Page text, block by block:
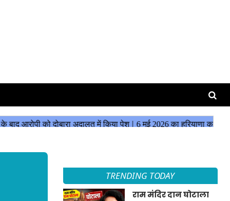
TRENDING TODAY
राम मंदिर दान घोटाला